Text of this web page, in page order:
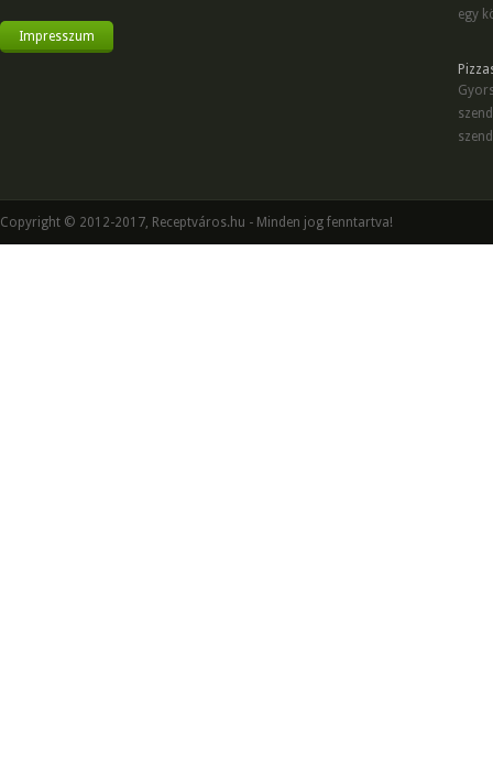
Impresszum
egy
Copyright © 2012-2017, Receptváros.hu - Minden jog fenntartva!